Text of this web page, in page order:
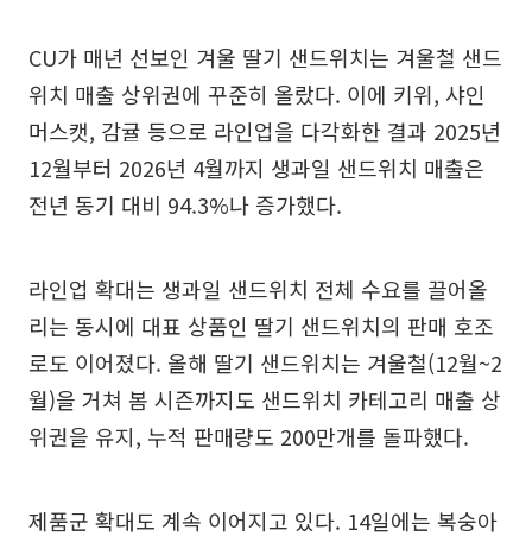
CU가 매년 선보인 겨울 딸기 샌드위치는 겨울철 샌드
위치 매출 상위권에 꾸준히 올랐다. 이에 키위, 샤인
머스캣, 감귤 등으로 라인업을 다각화한 결과 2025년
12월부터 2026년 4월까지 생과일 샌드위치 매출은
전년 동기 대비 94.3%나 증가했다.
라인업 확대는 생과일 샌드위치 전체 수요를 끌어올
리는 동시에 대표 상품인 딸기 샌드위치의 판매 호조
로도 이어졌다. 올해 딸기 샌드위치는 겨울철(12월~2
월)을 거쳐 봄 시즌까지도 샌드위치 카테고리 매출 상
위권을 유지, 누적 판매량도 200만개를 돌파했다.
제품군 확대도 계속 이어지고 있다. 14일에는 복숭아